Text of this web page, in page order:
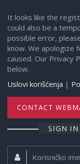
It looks like the
could also be a
possible error,
know. We apologize
caused. Our Privacy
below.
Uslovi korišćenja |
CONTACT
SIGN IN
Korisničko